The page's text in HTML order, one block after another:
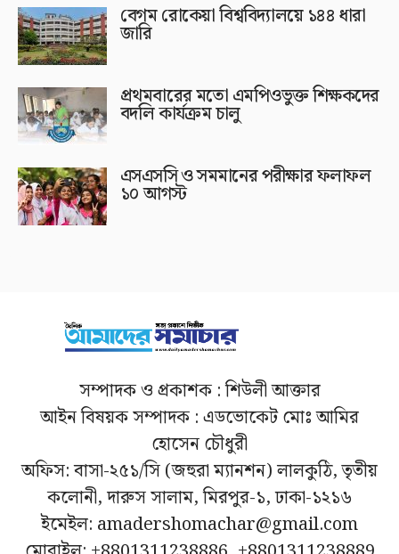
বেগম রোকেয়া বিশ্ববিদ্যালয়ে ১৪৪ ধারা
জারি
প্রথমবারের মতো এমপিওভুক্ত শিক্ষকদের
বদলি কার্যক্রম চালু
এসএসসি ও সমমানের পরীক্ষার ফলাফল
১০ আগস্ট
সম্পাদক ও প্রকাশক : শিউলী আক্তার
আইন বিষয়ক সম্পাদক : এডভোকেট মোঃ আমির
হোসেন চৌধুরী
অফিস: বাসা-২৫১/সি (জহুরা ম্যানশন) লালকুঠি, তৃতীয়
কলোনী, দারুস সালাম, মিরপুর-১, ঢাকা-১২১৬
ইমেইল: amadershomachar@gmail.com